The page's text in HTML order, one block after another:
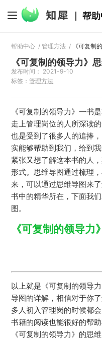
帮
帮助中心 /管理方法 / 《可复制
《可复制的领导力》
发布时间： 2021-9-10
标签：管理方法
《可复制的领导力》一书
走上管理岗位的人所深读
也是受到了很多人的追捧
实能够帮助到我们，给到
紧张又想了解这本书的人
形式。思维导图通过梳理
来，可以通过思维导图来
书中的精华所在，下面我
图。
《可复制的领导力
以上就是《可复制的领导
导图的详解，相信对于你
多人初入管理岗的时候都
书籍的阅读也能很好的帮
《可复制的领导力》的思